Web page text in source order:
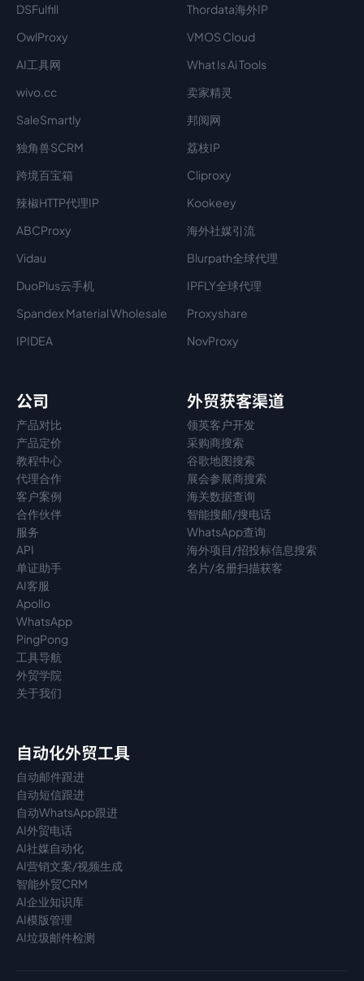
DSFulfill
Thordata海外IP
OwlProxy
VMOS Cloud
AI工具网
What Is Ai Tools
wivo.cc
卖家精灵
SaleSmartly
邦阅网
独角兽SCRM
荔枝IP
跨境百宝箱
Cliproxy
辣椒HTTP代理IP
Kookeey
ABCProxy
海外社媒引流
Vidau
Blurpath全球代理
DuoPlus云手机
IPFLY全球代理
Spandex Material Wholesale​
Proxyshare
IPIDEA
NovProxy
公司
产品对比
产品定价
教程中心
代理合作
客户案例
合作伙伴
服务
API
单证助手
AI客服
Apollo
WhatsApp
PingPong
工具导航
外贸学院
关于我们
外贸获客渠道
领英客户开发
采购商搜索
谷歌地图搜索
展会参展商搜索
海关数据查询
智能搜邮/搜电话
WhatsApp查询
海外项目/招投标信息搜索
名片/名册扫描获客
自动化外贸工具
自动邮件跟进
自动短信跟进
自动WhatsApp跟进
AI外贸电话
AI社媒自动化
AI营销文案/视频生成
智能外贸CRM
AI企业知识库
AI模版管理
AI垃圾邮件检测